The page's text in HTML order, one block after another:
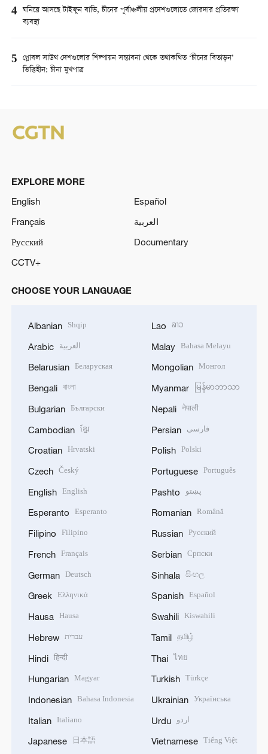
4 ঘনিয়ে আসছে টাইফুন বাভি, চীনের পূর্বাঞ্চলীয় প্রদেশগুলোতে জোরদার প্রতিরক্ষা
ব্যবস্থা
5 গ্লোবল সাউথ দেশগুলোর শিল্পায়ন সম্ভাবনা থেকে তথাকথিত ‘চীনের বিতাড়ন’
ভিত্তিহীন: চীনা মুখপাত্র
EXPLORE MORE
English
Español
Français
العربية
Русский
Documentary
CCTV+
CHOOSE YOUR LANGUAGE
Albanian Shqip
Arabic العربية
Belarusian Беларуская
Bengali বাংলা
Bulgarian Български
Cambodian ខ្មែរ
Croatian Hrvatski
Czech Český
English English
Esperanto Esperanto
Filipino Filipino
French Français
German Deutsch
Greek Ελληνικά
Hausa Hausa
Hebrew עברית
Hindi हिन्दी
Hungarian Magyar
Indonesian Bahasa Indonesia
Italian Italiano
Japanese 日本語
Lao ລາວ
Malay Bahasa Melayu
Mongolian Монгол
Myanmar မြန်မာဘာသာ
Nepali नेपाली
Persian فارسی
Polish Polski
Portuguese Português
Pashto پښتو
Romanian Română
Russian Русский
Serbian Српски
Sinhala සිංහල
Spanish Español
Swahili Kiswahili
Tamil தமிழ்
Thai ไทย
Turkish Türkçe
Ukrainian Українська
Urdu اردو
Vietnamese Tiếng Việt